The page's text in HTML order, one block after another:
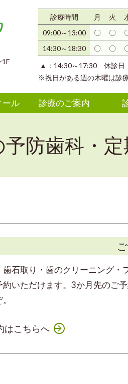
診療時間 月 火
09:00～13:00
〇 〇
14:30～18:30
〇 〇
▲：14:30～17:30 休診日
※祝日がある週の木曜は診
ール 診療のご案内
予防歯科・
歯石取り・歯のクリーニング・
約いただけます。3か月先のご
はこちらへ